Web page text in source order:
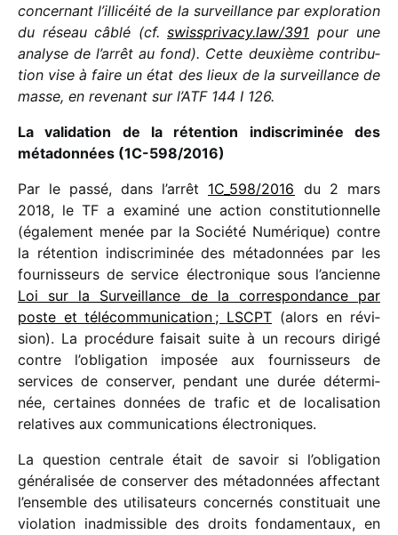
concer­nant l’illi­céité de la surveillance par explo­ra­tion
du réseau câblé (cf. swiss​pri​vacy​.law/​391 pour une
analyse de l’arrêt au fond). Cette deuxième contri­bu­
tion vise à faire un état des lieux de la surveillance de
masse, en reve­nant sur l’ATF 144 I 126.
La vali­da­tion de la réten­tion indis­cri­mi­née des
méta­don­nées (1C-598/2016)
Par le passé, dans l’arrêt 1C_​598/​2016 du 2 mars
2018, le TF a examiné une action consti­tu­tion­nelle
(égale­ment menée par la Société Numérique) contre
la réten­tion indis­cri­mi­née des méta­don­nées par les
four­nis­seurs de service élec­tro­nique sous l’ancienne
Loi sur la Surveillance de la corres­pon­dance par
poste et télé­com­mu­ni­ca­tion ; LSCPT (alors en révi­
sion). La procé­dure faisait suite à un recours dirigé
contre l’obligation impo­sée aux four­nis­seurs de
services de conser­ver, pendant une durée déter­mi­
née, certaines données de trafic et de loca­li­sa­tion
rela­tives aux commu­ni­ca­tions électroniques.
La ques­tion centrale était de savoir si l’obligation
géné­ra­li­sée de conser­ver des méta­don­nées affec­tant
l’ensemble des utili­sa­teurs concer­nés consti­tuait une
viola­tion inad­mis­sible des droits fonda­men­taux, en